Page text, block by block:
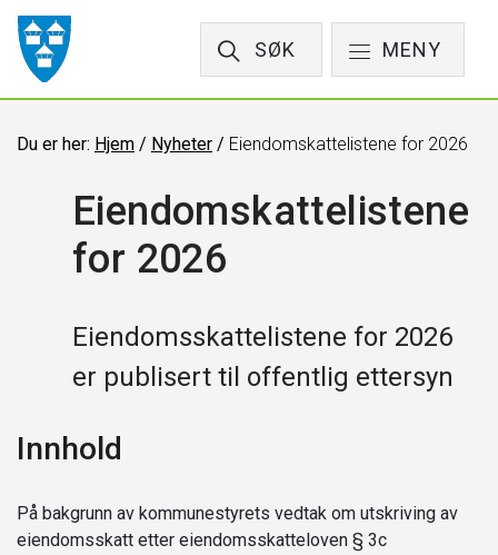
SØK MENY
Du er her: Hjem / Nyheter / Eiendomskattelistene for 2026
Eiendomskattelistene
for 2026
Eiendomsskattelistene for 2026
er publisert til offentlig ettersyn
Innhold
På bakgrunn av kommunestyrets vedtak om utskriving av
eiendomsskatt etter eiendomsskatteloven § 3c